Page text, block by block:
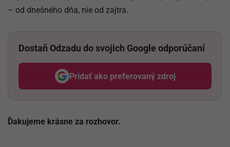
– od dnešného dňa, nie od zajtra.
Dostaň Odzadu do svojich Google odporúčaní
Pridať ako preferovaný zdroj
Odzadu, odkaz sa otvorí v
Ďakujeme krásne za rozhovor.